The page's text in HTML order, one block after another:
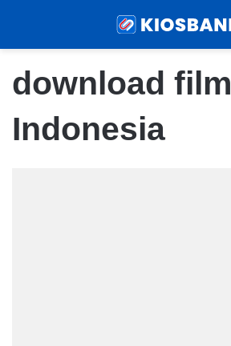
download film
Indonesia